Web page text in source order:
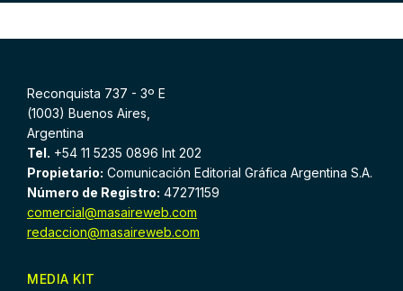
Reconquista 737 - 3º E
(1003) Buenos Aires,
Argentina
Tel. +54 11 5235 0896 Int 202
Propietario: Comunicación Editorial Gráfica Argentina S.A.
Número de Registro: 47271159
comercial@masaireweb.com
redaccion@masaireweb.com
MEDIA KIT